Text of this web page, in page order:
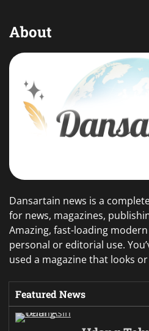
About
Dansartain news is a
for news, magazines,
Amazing, fast-loading
personal or editorial use.
used a magazine that looks
Featured News